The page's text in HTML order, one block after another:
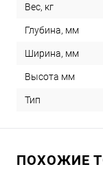
Вес, кг
Глубина, мм
Ширина, мм
Высота мм
Тип
ПОХОЖИЕ